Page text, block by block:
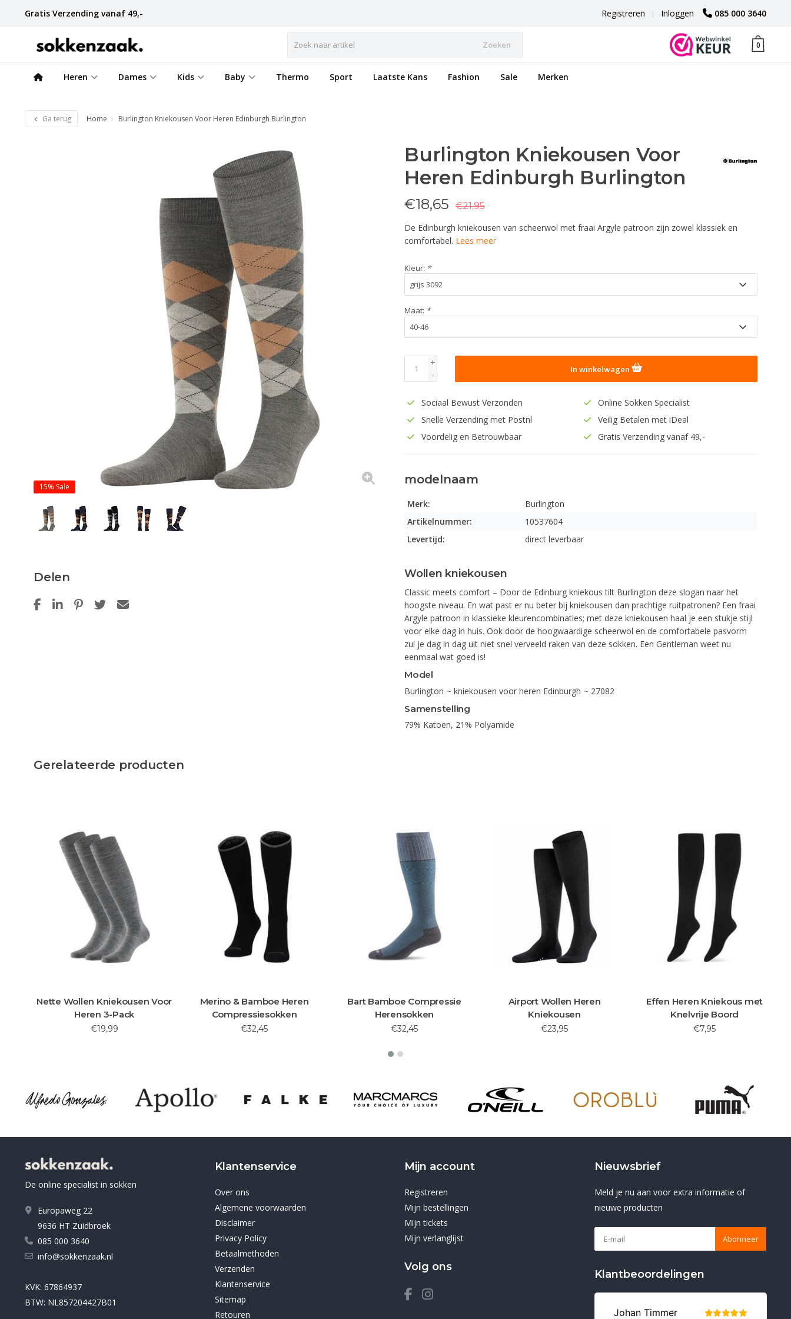
Gratis Verzending vanaf 49,- 085 000 3640
Inloggen
|
Registreren
Zoeken 0
Heren Dames Kids Baby Thermo Sport Laatste Kans Fashion Sale Merken
Ga terug Home Burlington Kniekousen Voor Heren Edinburgh Burlington
15% Sale
Delen
Burlington Kniekousen Voor
Heren Edinburgh Burlington
€18,65
€21,95
De Edinburgh kniekousen van scheerwol met fraai Argyle patroon zijn zowel klassiek en
comfortabel. Lees meer
Kleur: *
Maat: *
+
-
In winkelwagen
Sociaal Bewust Verzonden
Online Sokken Specialist
Snelle Verzending met Postnl
Veilig Betalen met iDeal
Voordelig en Betrouwbaar
Gratis Verzending vanaf 49,-
modelnaam
Merk:
Burlington
Artikelnummer:
10537604
Levertijd:
direct leverbaar
Wollen kniekousen
Classic meets comfort – Door de Edinburg kniekous tilt Burlington deze slogan naar het
hoogste niveau. En wat past er nu beter bij kniekousen dan prachtige ruitpatronen? Een fraai
Argyle patroon in klassieke kleurencombinaties; met deze kniekousen haal je een stukje stijl
voor elke dag in huis. Ook door de hoogwaardige scheerwol en de comfortabele pasvorm
zul je dag in dag uit niet snel verveeld raken van deze sokken. Een Gentleman weet nu
eenmaal wat goed is!
Model
Burlington ~ kniekousen voor heren Edinburgh ~ 27082
Samenstelling
79% Katoen, 21% Polyamide
Gerelateerde producten
Nette Wollen Kniekousen Voor
Heren 3-Pack
€19,99
Merino & Bamboe Heren
Compressiesokken
€32,45
Bart Bamboe Compressie
Herensokken
€32,45
Airport Wollen Heren
Kniekousen
€23,95
Effen Heren Kniekous met
Knelvrije Boord
€7,95
De online specialist in sokken
Europaweg 22
9636 HT Zuidbroek
085 000 3640
info@sokkenzaak.nl
KVK: 67864937
BTW: NL857204427B01
Klantenservice
Over ons
Algemene voorwaarden
Disclaimer
Privacy Policy
Betaalmethoden
Verzenden
Klantenservice
Sitemap
Retouren
Mijn account
Registreren
Mijn bestellingen
Mijn tickets
Mijn verlanglijst
Volg ons
Nieuwsbrief
Meld je nu aan voor extra informatie of
nieuwe producten
Abonneer
Klantbeoordelingen